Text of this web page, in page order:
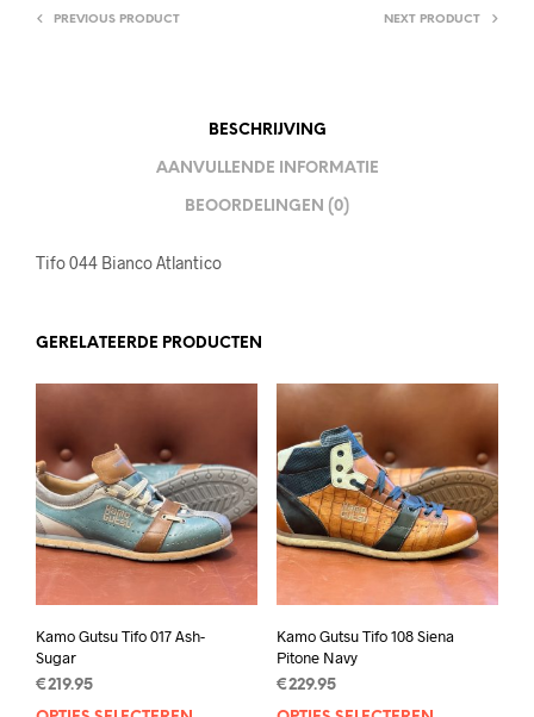
PREVIOUS PRODUCT NEXT PRODUCT
BESCHRIJVING
AANVULLENDE INFORMATIE
BEOORDELINGEN (0)
Tifo 044 Bianco Atlantico
GERELATEERDE PRODUCTEN
Kamo Gutsu Tifo 017 Ash-
Sugar
€219.95
Kamo Gutsu Tifo 108 Siena
Pitone Navy
€229.95